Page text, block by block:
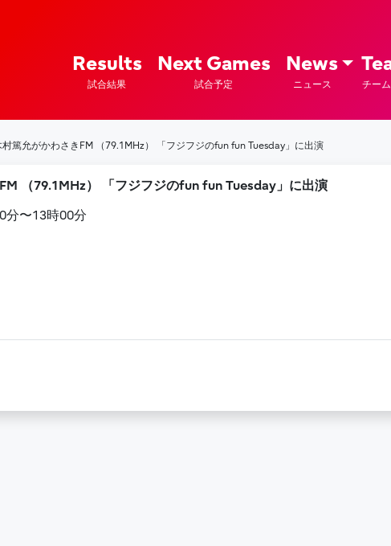
Results
試合結果
Next Games
試合予定
News
ニュース チー
篤允がかわさきFM （79.1MHz） 「フジフジのfun fun Tuesday」に出演
（79.1MHz） 「フジフジのfun fun Tuesday」に出演
分〜13時00分